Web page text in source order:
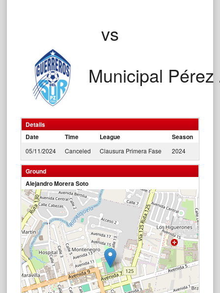
vs
Municipal
Details
Date
Time League Season
05/11/2024 Canceled Clausura Primera Fase 2024
Ground
Alejandro Morera Soto